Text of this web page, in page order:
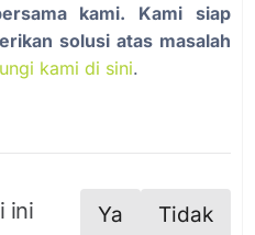
kami. Kami siap
solusi atas masalah
kami di sini.
ini Ya Tidak